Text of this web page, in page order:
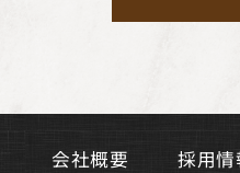
会社概要 採用情